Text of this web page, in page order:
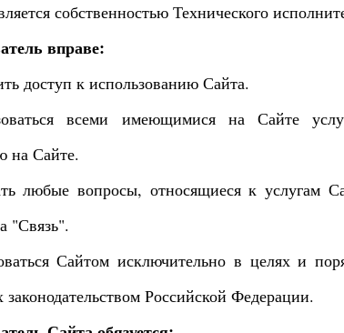
собственностью Технического
вправе:
доступ к использованию Сайта.
всеми имеющимися на Сайте
на Сайте.
любые вопросы, относящиеся к услугам
"Связь".
Сайтом исключительно в целях и
Российской Федерации.